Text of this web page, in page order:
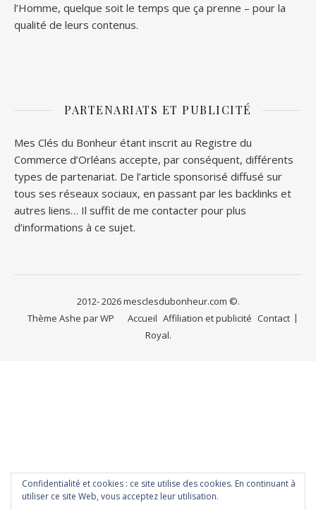
l’Homme, quelque soit le temps que ça prenne – pour la
qualité de leurs contenus.
PARTENARIATS ET PUBLICITÉ
Mes Clés du Bonheur étant inscrit au Registre du
Commerce d’Orléans accepte, par conséquent, différents
types de partenariat. De l’article sponsorisé diffusé sur
tous ses réseaux sociaux, en passant par les backlinks et
autres liens… Il suffit de me contacter pour plus
d’informations à ce sujet.
2012- 2026 mesclesdubonheur.com ©.
Accueil Affiliation et publicité Contact
Thème Ashe parWP
Royal.
Confidentialité et cookies : ce site utilise des cookies. En continuant à
utiliser ce site Web, vous acceptez leur utilisation.